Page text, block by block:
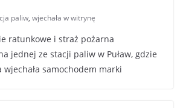
paliw, wjechała w witrynę
ratunkowe i straż pożarna
jednej ze stacji paliw w Puław, gdzie
samochodem marki